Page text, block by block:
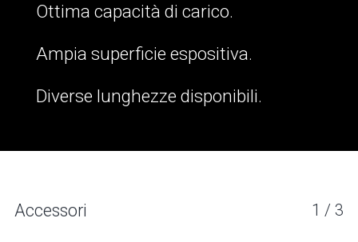
Ottima capacità di carico.
Ampia superficie espositiva.
Diverse lunghezze disponibili.
Accessori 1 / 3